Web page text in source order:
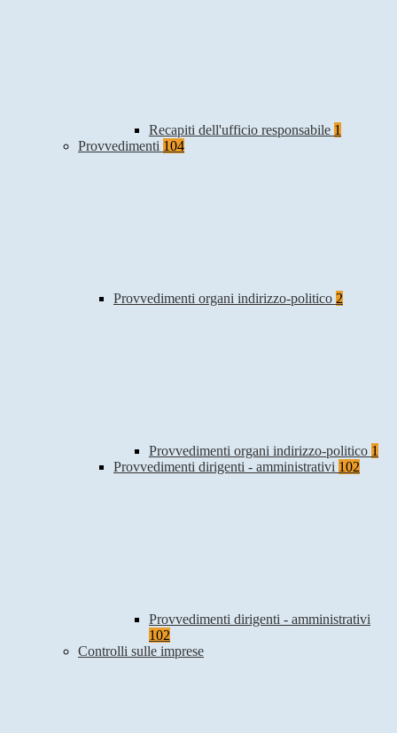
Recapiti dell'ufficio responsabile 1
Provvedimenti 104
Provvedimenti organi indirizzo-politico 2
Provvedimenti organi indirizzo-politico 1
Provvedimenti dirigenti - amministrativi 102
Provvedimenti dirigenti - amministrativi
102
Controlli sulle imprese